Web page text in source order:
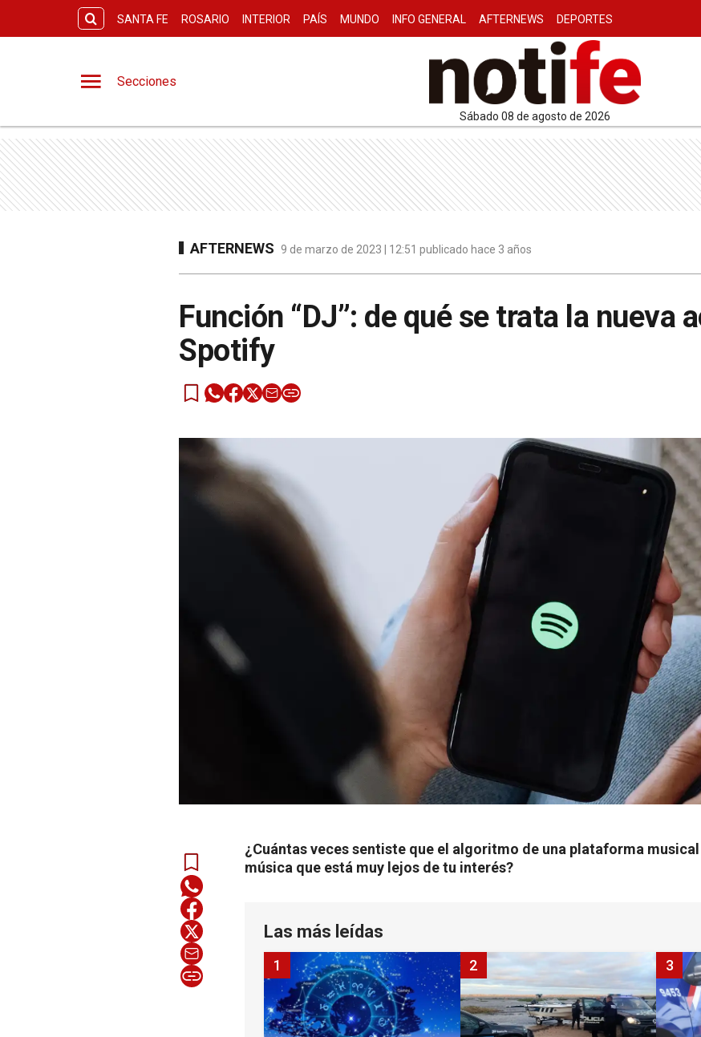
SANTA FE ROSARIO INTERIOR PAÍS MUNDO INFO GENERAL AFTERNEWS DEPORTES
Secciones
sábado 08 de agosto de 2026
AFTERNEWS 9 de marzo de 2023 | 12:51 publicado hace 3 años
Función “DJ”: de qué se trata la nueva
Spotify
¿Cuántas veces sentiste que el algoritmo de una plataforma
música que está muy lejos de tu interés?
Las más leídas
1 2 3